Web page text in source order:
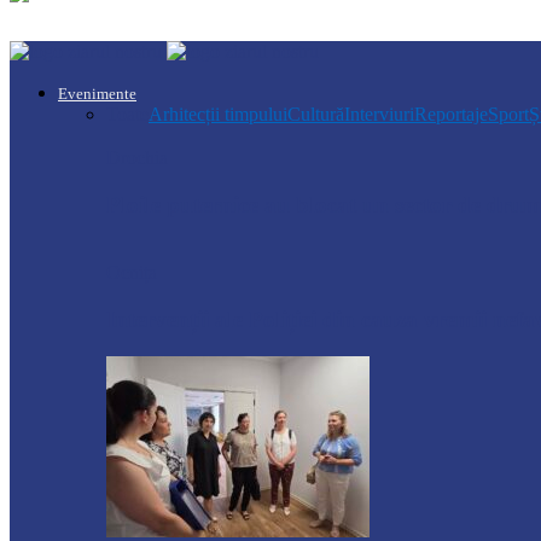
Evenimente
Arhitecții timpuluiCulturăInterviuriReportajeSport